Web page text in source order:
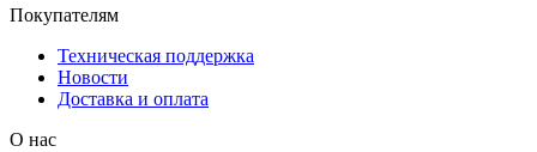
Покупателям
Техническая поддержка
Новости
Доставка и оплата
О нас